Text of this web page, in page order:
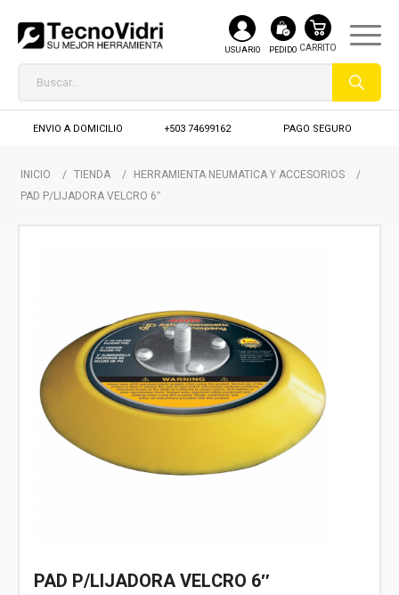
USUARIO PEDIDO
ENVIO A DOMICILIO +503 74699162 PAGO SEGURO
INICIO / TIENDA / HERRAMIENTA NEUMATICA Y ACCESORIOS
/
PAD P/LIJADORA VELCRO 6″
PAD P/LIJADORA VELCRO 6″